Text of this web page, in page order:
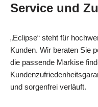
Service und
„Eclipse“ steht für
Kunden. Wir beraten Sie
die passende Markise
und sorgenfrei verläuft.